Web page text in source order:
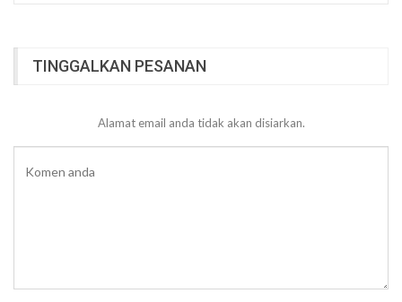
TINGGALKAN PESANAN
Alamat email anda tidak akan disiarkan.